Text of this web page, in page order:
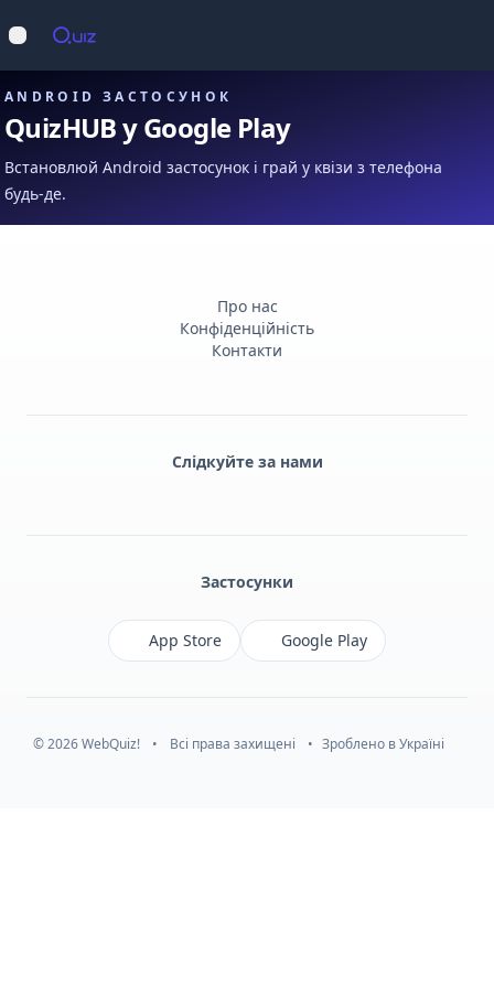
Відкрити меню
ANDROID ЗАСТОСУНОК
QuizHUB у Google Play
Встановлюй Android застосунок і грай у квізи з телефона
будь-де.
Про нас
Конфіденційність
Контакти
Слідкуйте за нами
Застосунки
App Store Google Play
© 2026 WebQuiz! • Всі права захищені • Зроблено в Україні